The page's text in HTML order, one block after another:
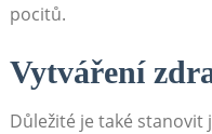
pocitů.
Vytváření
Důležité je také stanovit